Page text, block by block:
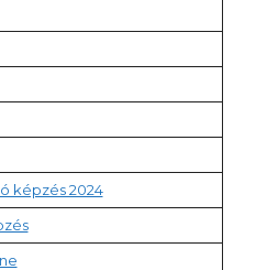
képzés 2024